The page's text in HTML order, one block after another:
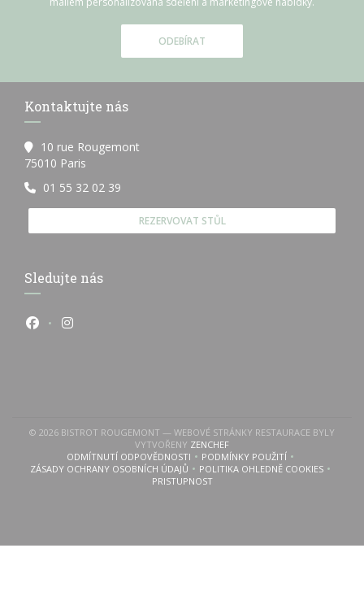
ODEBÍRAT
Kontaktujte nás
10 rue Rougemont
75010 Paris
01 55 32 02 39
REZERVOVAT STŮL
Sledujte nás
Facebook ((otevře se v novém okně))
Instagram ((otevře se v novém okně))
© 2026 BISTROT ROUGEMONT — WEBOVÉ STRÁNKY RESTAURACE BYLY
VYTVOŘENY ZENCHEF((OTEVŘE SE V NOVÉM OKNĚ))
ODMÍTNUTÍ ODPOVĚDNOSTI((OTEVŘE SE V NOVÉM OKNĚ))
PODMÍNKY POUŽITÍ((OTEVŘE SE V NOVÉM
ZÁSADY OCHRANY OSOBNÍCH ÚDAJŮ
((OTEVŘE SE V NOVÉM OKNĚ))POLITIKA OHLEDNĚ COOKIES
((OTEVŘE SE V NOVÉM
PRISTUPNOST
((OTEVŘE SE V NOVÉM OKNĚ))